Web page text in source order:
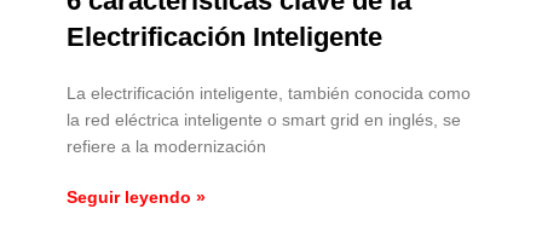
Electrificación Inteligente
La electrificación inteligente, también conocida como
la red eléctrica inteligente o smart grid en inglés, se
refiere a la modernización
Seguir leyendo »